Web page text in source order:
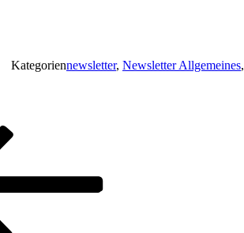
Kategoriennewsletter, Newsletter Allgemeines,